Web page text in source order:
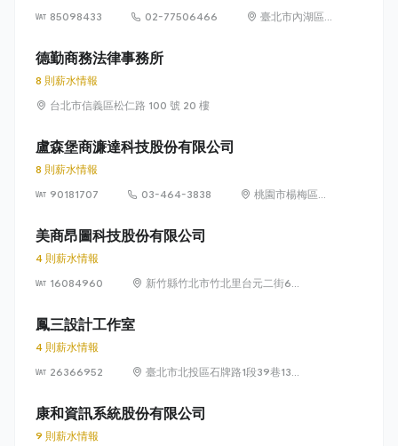
85098433
02-77506466
臺北市內湖區
德勤商務法律事務所
8 則薪水情報
台北市信義區松仁路 100 號 20 樓
盧森堡商濂達科技股份有限公司
8 則薪水情報
90181707
03-464-3838
桃園市楊梅區高
美商昂圖科技股份有限公司
4 則薪水情報
16084960
新竹縣竹北市竹北里台元二街6號
鳳三設計工作室
4 則薪水情報
26366952
臺北市北投區石牌路1段39巷134
康和資訊系統股份有限公司
9 則薪水情報